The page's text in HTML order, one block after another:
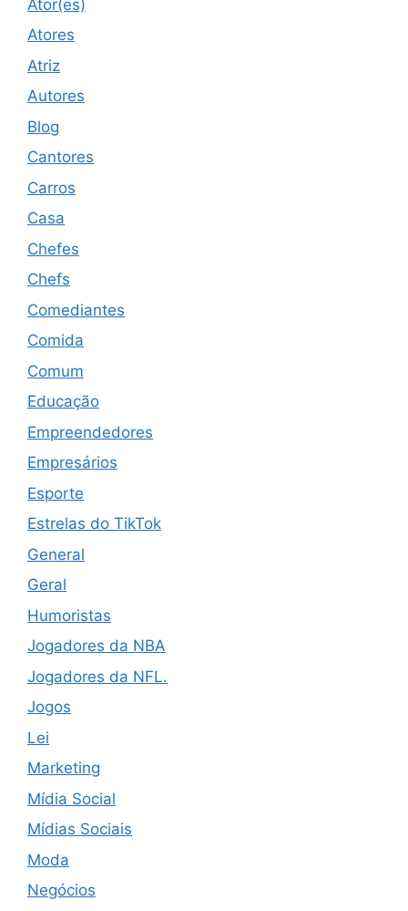
Ator(es)
Atores
Atriz
Autores
Blog
Cantores
Carros
Casa
Chefes
Chefs
Comediantes
Comida
Comum
Educação
Empreendedores
Empresários
Esporte
Estrelas do TikTok
General
Geral
Humoristas
Jogadores da NBA
Jogadores da NFL.
Jogos
Lei
Marketing
Mídia Social
Mídias Sociais
Moda
Negócios